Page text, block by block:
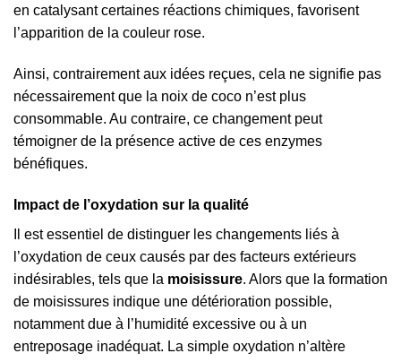
en catalysant certaines réactions chimiques, favorisent
l’apparition de la couleur rose.
Ainsi, contrairement aux idées reçues, cela ne signifie pas
nécessairement que la noix de coco n’est plus
consommable. Au contraire, ce changement peut
témoigner de la présence active de ces enzymes
bénéfiques.
Impact de l’oxydation sur la qualité
Il est essentiel de distinguer les changements liés à
l’oxydation de ceux causés par des facteurs extérieurs
indésirables, tels que la moisissure. Alors que la formation
de moisissures indique une détérioration possible,
notamment due à l’humidité excessive ou à un
entreposage inadéquat. La simple oxydation n’altère